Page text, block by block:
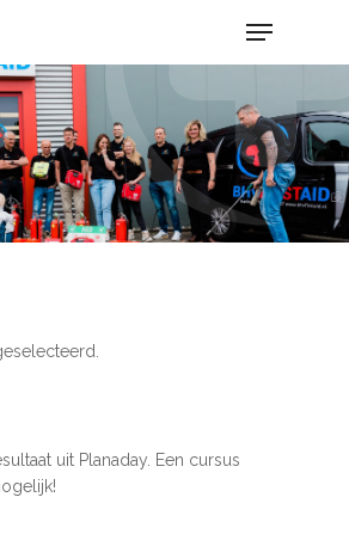
Menu
uit Planaday. Een cursus